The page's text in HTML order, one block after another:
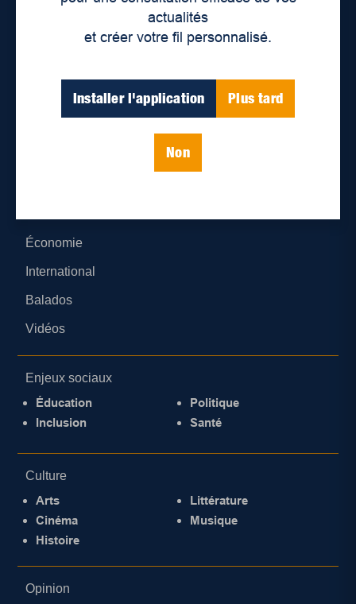
actualités
et créer votre fil personnalisé.
Installer l'application Plus tard
Non
Lieux de distribution
Économie
International
Balados
Vidéos
Enjeux sociaux
Éducation
Inclusion
Politique
Santé
Culture
Arts
Cinéma
Histoire
Littérature
Musique
Opinion